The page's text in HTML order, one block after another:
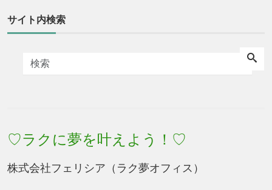
サイト内検索
♡ラクに夢を叶えよう！♡
株式会社フェリシア（ラク夢オフィス）